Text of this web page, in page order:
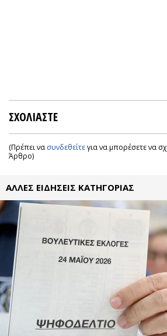
ΣΧΟΛΙΑΣΤΕ
(Πρέπει να συνδεθείτεγια να μπορέσετε να
Άρθρο)
ΑΛΛΕΣ ΕΙΔΗΣΕΙΣ ΚΑΤΗΓΟΡΙΑΣ